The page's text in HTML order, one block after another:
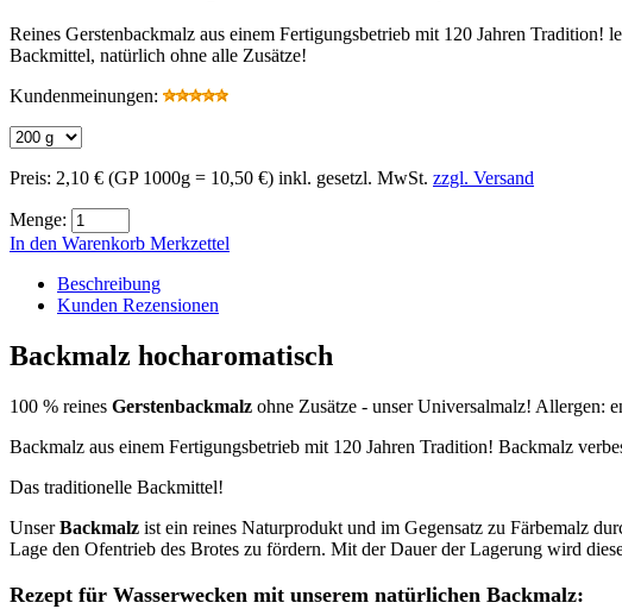
Reines Gerstenbackmalz aus einem Fertigungsbetrieb mit 120 Jahren
Backmittel, natürlich ohne alle Zusätze!
Kundenmeinungen:
Preis: 2,10 € (GP 1000g = 10,50 €) inkl. gesetzl. MwSt. zzgl. Versand
Menge:
In den Warenkorb Merkzettel
Beschreibung
Kunden Rezensionen
Backmalz hocharomatisch
100 % reines Gerstenbackmalz ohne Zusätze - unser Universalmalz! Allergen:
Backmalz aus einem Fertigungsbetrieb mit 120 Jahren Tradition! Backmalz
Das traditionelle Backmittel!
UnserBackmalz ist ein reines Naturprodukt und im Gegensatz zu Färbemalz
Lage den Ofentrieb des Brotes zu fördern. Mit der Dauer der Lagerung wird
Rezept für Wasserwecken mit unserem natürlichen Backmalz: